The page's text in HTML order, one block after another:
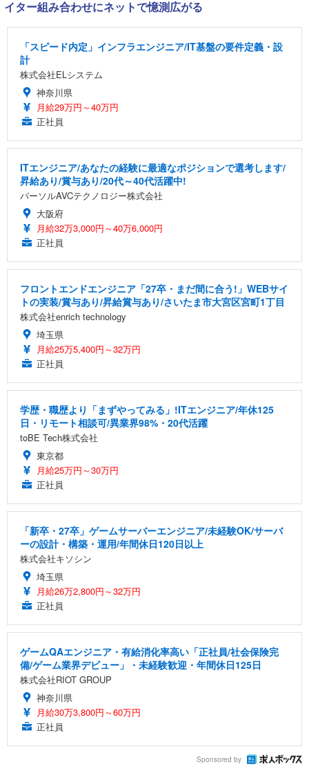
イター組み合わせにネットで憶測広がる
「スピード内定」インフラエンジニア/IT基盤の要件定義・設
計
株式会社ELシステム
神奈川県
月給29万円～40万円
正社員
ITエンジニア/あなたの経験に最適なポジションで選考します/
昇給あり/賞与あり/20代～40代活躍中!
パーソルAVCテクノロジー株式会社
大阪府
月給32万3,000円～40万6,000円
正社員
フロントエンドエンジニア「27卒・まだ間に合う!」WEBサイ
トの実装/賞与あり/昇給賞与あり/さいたま市大宮区宮町1丁目
株式会社enrich technology
埼玉県
月給25万5,400円～32万円
正社員
学歴・職歴より「まずやってみる」!ITエンジニア/年休125
日・リモート相談可/異業界98%・20代活躍
toBE Tech株式会社
東京都
月給25万円～30万円
正社員
「新卒・27卒」ゲームサーバーエンジニア/未経験OK/サーバ
ーの設計・構築・運用/年間休日120日以上
株式会社キソシン
埼玉県
月給26万2,800円～32万円
正社員
ゲームQAエンジニア・有給消化率高い「正社員/社会保険完
備/ゲーム業界デビュー」・未経験歓迎・年間休日125日
株式会社RIOT GROUP
神奈川県
月給30万3,800円～60万円
正社員
Sponsored by